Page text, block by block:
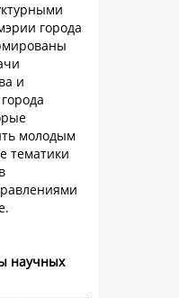
города
и
молодым
тематики
научных